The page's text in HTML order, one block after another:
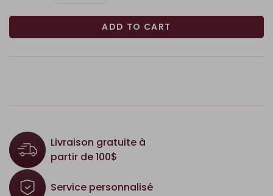
ADD TO CART
Livraison gratuite à
partir de 100$
Service personnalisé